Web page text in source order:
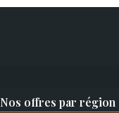
Les extérieurs
SITUATION
Nos offres par région